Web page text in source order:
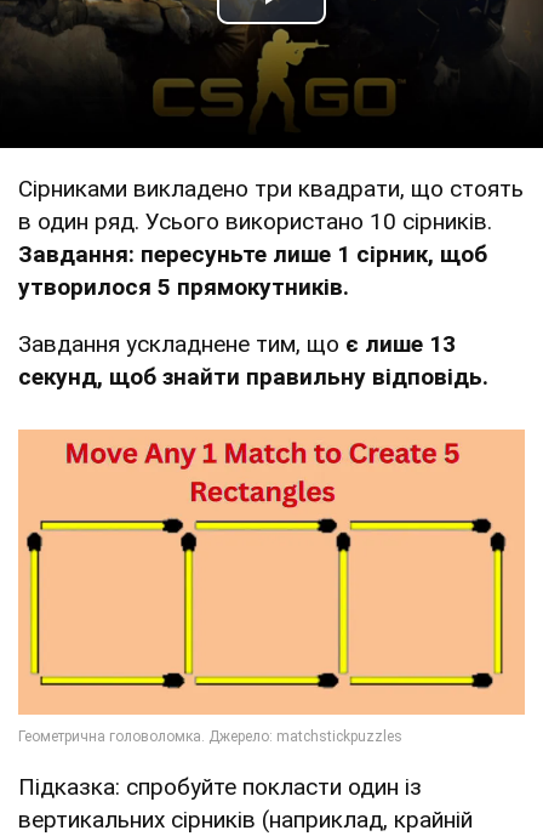
Play Video
Сірниками викладено три квадрати, що стоять
в один ряд. Усього використано 10 сірників.
Завдання: пересуньте лише 1 сірник, щоб
утворилося 5 прямокутників.
Завдання ускладнене тим, що є лише 13
секунд, щоб знайти правильну відповідь.
Підказка: спробуйте покласти один із
вертикальних сірників (наприклад, крайній